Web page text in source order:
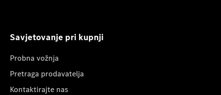
Savjetovanje pri kupnji
Probna vožnja
Pretraga prodavatelja
Kontaktirajte nas